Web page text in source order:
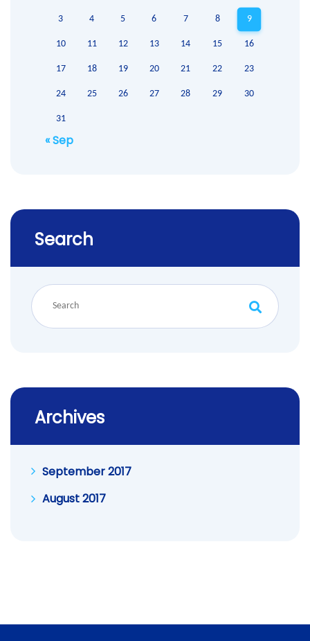
3 4 5 6 7 8 9
10 11 12 13 14 15 16
17 18 19 20 21 22 23
24 25 26 27 28 29 30
31
« Sep
Search
Archives
September 2017
August 2017